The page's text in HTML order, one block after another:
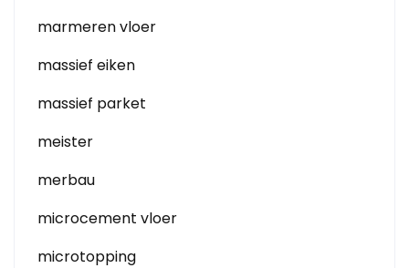
marmeren vloer
massief eiken
massief parket
meister
merbau
microcement vloer
microtopping